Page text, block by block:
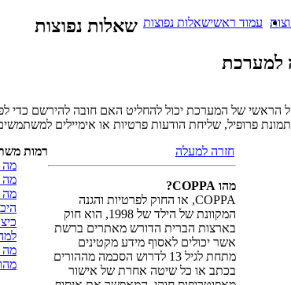
עמוד ראשישאלות נפוצות שאלות נפוצות
רמות
מה
מה
מה
מה
למערכת
של המערכת יכול להחליט האם חובה להירשם כדי
פרופיל, שליחת הודעות פרטיות או אימיילים
חזרה למעלה
מהו COPPA?
COPPA, או החוק לפרטיות והגנה
המקוונת של הילד של 1998, הוא חוק
בארצות הברית הדורש מאתרים ברשת
אשר יכולים לאסוף מידע מקטינים
מתחת לגיל 13 לדרוש הסכמה מההורים
בכתב או כל שיטה אחרת של אישור